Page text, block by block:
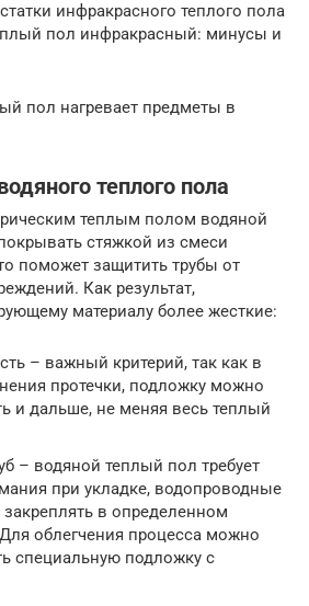
инфракрасного теплого пола
пол инфракрасный: минусы и
пол нагревает предметы в
теплого пола
теплым полом водяной
стяжкой из смеси
поможет защитить трубы от
Как результат,
материалу более жесткие:
– важный критерий, так как в
протечки, подложку можно
и дальше, не меняя весь теплый
– водяной теплый пол требует
при укладке, водопроводные
в определенном
облегчения процесса можно
специальную подложку с